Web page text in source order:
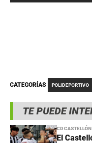
TE PUEDE
CD CASTELLÓN
El
CATEGORÍAS POLIDEPORTIVO